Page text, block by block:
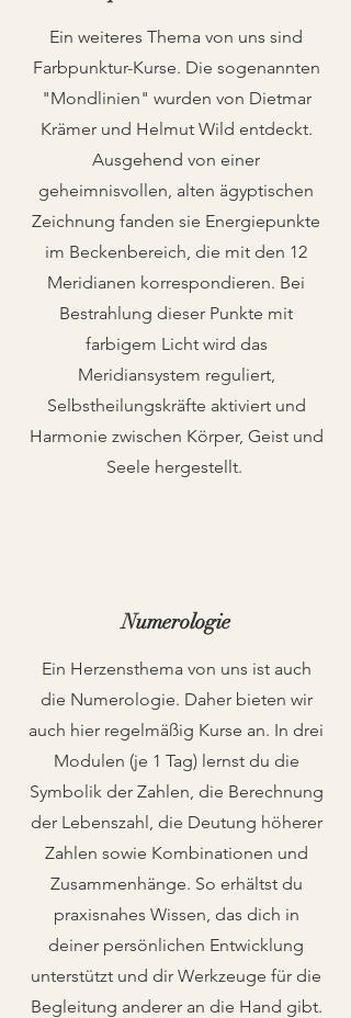
Ein weiteres Thema von uns sind
Farbpunktur-Kurse. ​ Die sogenannten
"Mondlinien" wurden von Dietmar
Krämer und Helmut Wild entdeckt.
Ausgehend von einer
geheimnisvollen, alten ägyptischen
Zeichnung fanden sie Energiepunkte
im Beckenbereich, die mit den 12
Meridianen korrespondieren. Bei
Bestrahlung dieser Punkte mit
farbigem Licht wird das
Meridiansystem reguliert,
Selbstheilungskräfte aktiviert und
Harmonie zwischen Körper, Geist und
Seele hergestellt.
Numerologie
Ein Herzensthema von uns ist auch
die Numerologie. Daher bieten wir
auch hier regelmäßig Kurse an. In drei
Modulen (je 1 Tag) lernst du die
Symbolik der Zahlen, die Berechnung
der Lebenszahl, die Deutung höherer
Zahlen sowie Kombinationen und
Zusammenhänge. So erhältst du
praxisnahes Wissen, das dich in
deiner persönlichen Entwicklung
unterstützt und dir Werkzeuge für die
Begleitung anderer an die Hand gibt.